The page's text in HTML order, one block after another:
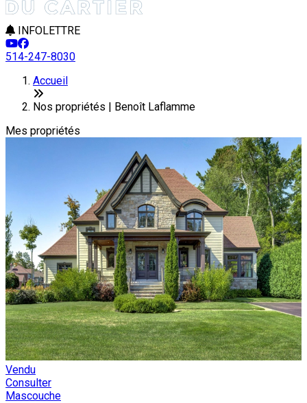
INFOLETTRE
514-247-8030
+
−
Accueil
Nos propriétés | Benoît Laflamme
Mes propriétés
Vendu
Consulter
Mascouche